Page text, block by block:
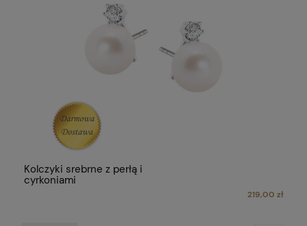
Kolczyki srebrne z perłą i
cyrkoniami
219,00 zł